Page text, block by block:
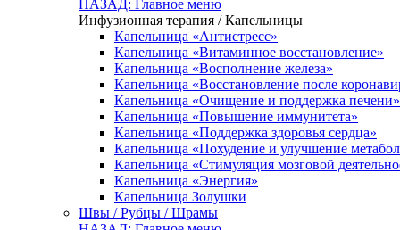
НАЗАД: Главное меню
Инфузионная терапия / Капельницы
Капельница «Антистресс»
Капельница «Витаминное восстановление»
Капельница «Восполнение железа»
Капельница «Восстановление после
Капельница «Очищение и поддержка печени»
Капельница «Повышение иммунитета»
Капельница «Поддержка здоровья сердца»
Капельница «Похудение и улучшение
Капельница «Стимуляция мозговой
Капельница «Энергия»
Капельница Золушки
Швы / Рубцы / Шрамы